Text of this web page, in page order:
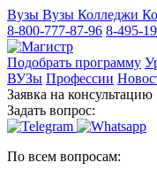
Вузы Вузы Колледжи
8-800-777-87-96 8-495-
Подобрать программу
ВУЗы Профессии
Заявка на консультацию
Задать вопрос:
По всем вопросам: